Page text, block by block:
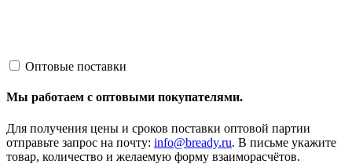
Оптовые поставки
Мы работаем с оптовыми покупателями.
Для получения цены и сроков поставки оптовой партии
отправьте запрос на почту: info@bready.ru. В письме укажите
товар, количество и желаемую форму взаиморасчётов.